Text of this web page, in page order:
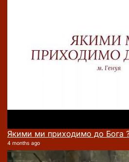
Якими ми приходимо до Бога
4 months ago